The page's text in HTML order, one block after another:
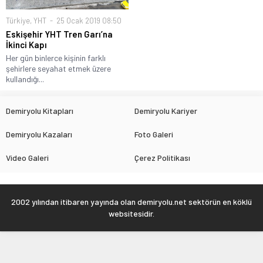
Türkiye, YHT 25 Ocak 2019 08:50
Eskişehir YHT Tren Garı’na
İkinci Kapı
Her gün binlerce kişinin farklı
şehirlere seyahat etmek üzere
kullandığı...
Demiryolu Kitapları Demiryolu Kariyer
Demiryolu Kazaları Foto Galeri
Video Galeri Çerez Politikası
2002 yılından itibaren yayında olan demiryolu.net sektörün en köklü
websitesidir.